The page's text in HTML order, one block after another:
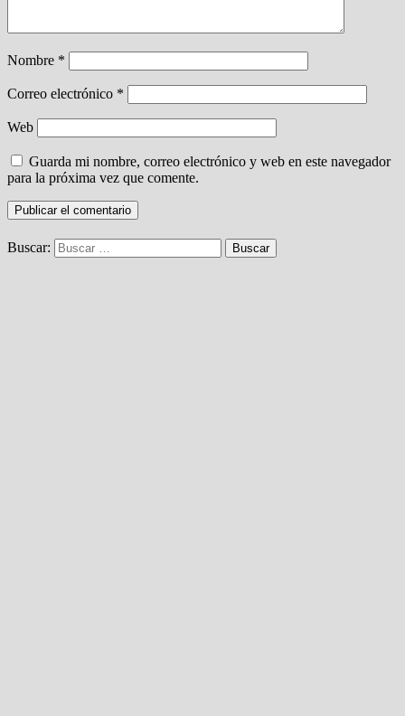
Nombre *
Correo electrónico *
Web
Guarda mi nombre, correo electrónico y web en este navegador
para la próxima vez que comente.
Buscar: